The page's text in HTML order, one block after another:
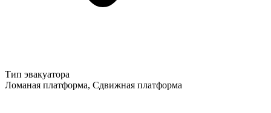
Тип эвакуатора
Ломаная платформа, Сдвижная платформа